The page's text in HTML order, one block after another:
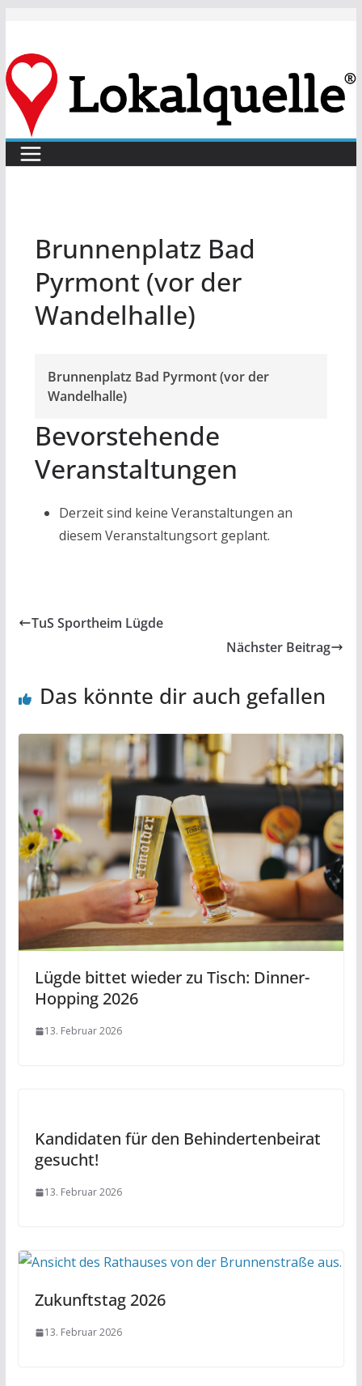
springen
Brunnenplatz Bad
Pyrmont (vor der
Wandelhalle)
Brunnenplatz Bad Pyrmont (vor der
Wandelhalle)
Bevorstehende
Veranstaltungen
Derzeit sind keine Veranstaltungen an
diesem Veranstaltungsort geplant.
TuS Sportheim Lügde
Nächster Beitrag
Das könnte dir auch gefallen
Lügde bittet wieder zu Tisch: Dinner-
Hopping 2026
13. Februar 2026
Kandidaten für den Behindertenbeirat
gesucht!
13. Februar 2026
Zukunftstag 2026
13. Februar 2026